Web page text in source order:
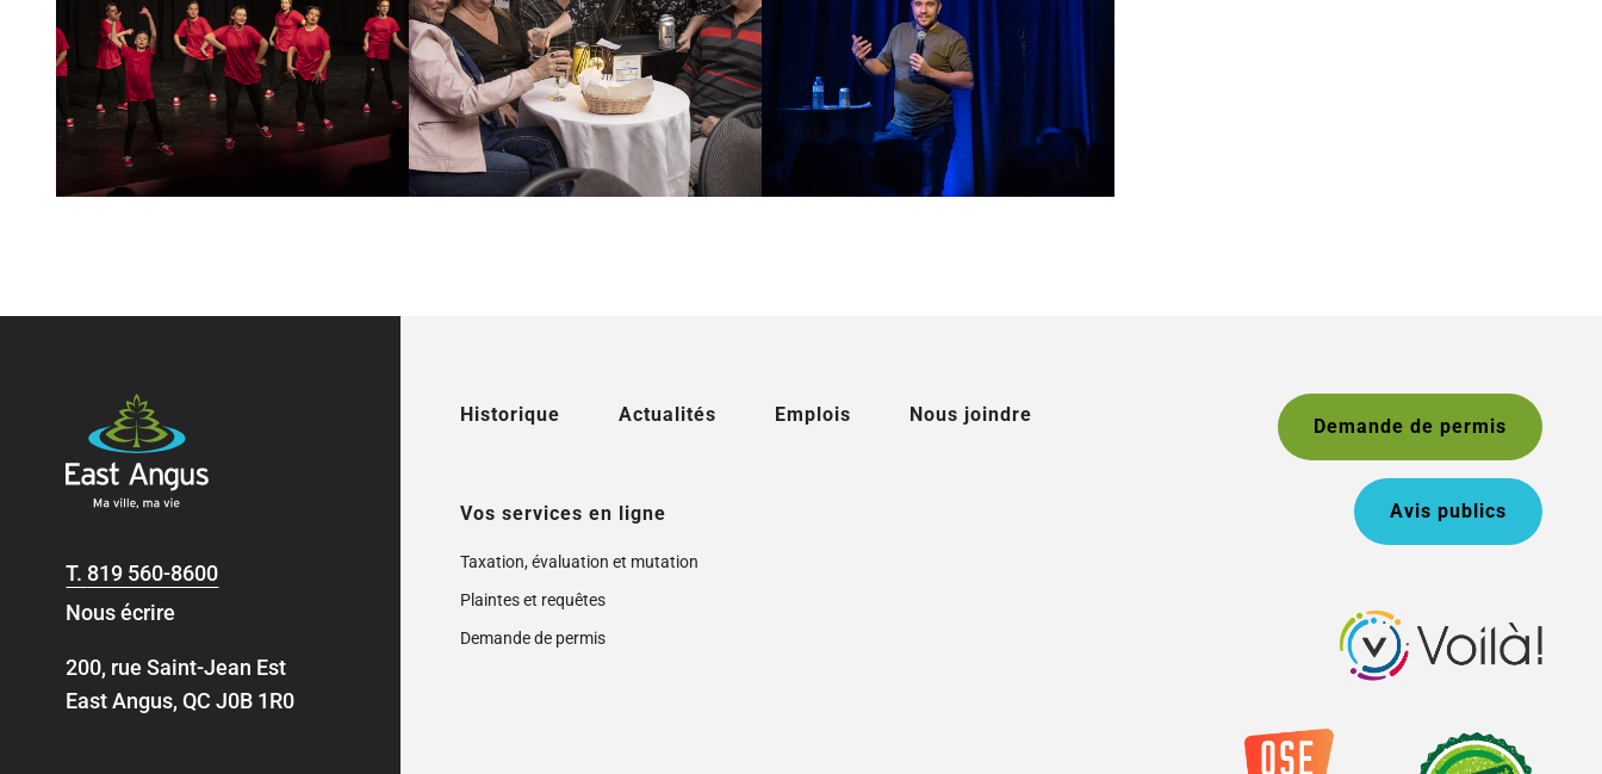
T. 819 560-8600
Nous écrire
200, rue Saint-Jean Est
East Angus, QC J0B 1R0
Historique Actualités Emplois Nous joindre
Vos services en ligne
Taxation, évaluation et mutation
Plaintes et requêtes
Demande de permis
Demande de permis
Avis publics